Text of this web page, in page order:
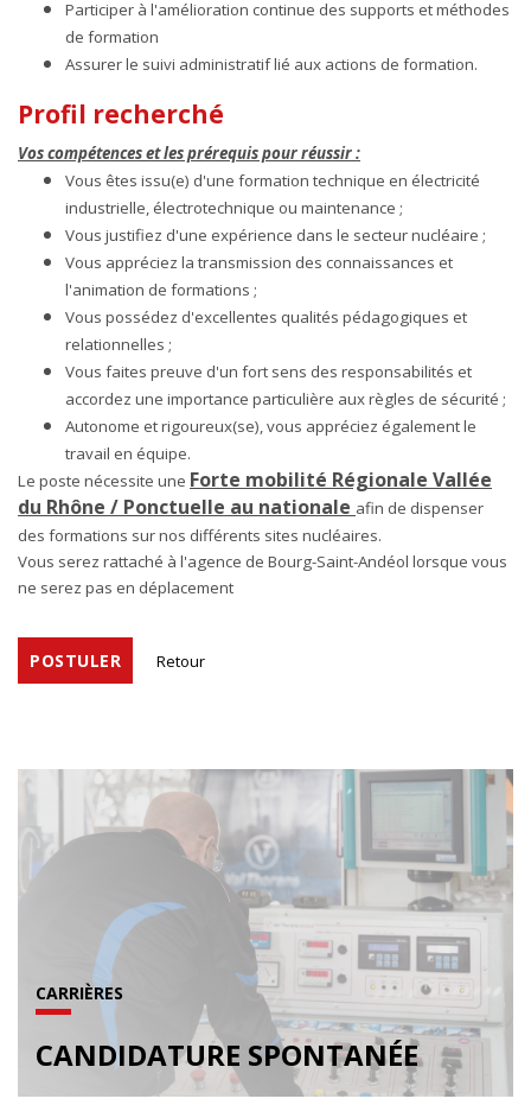
Participer à l'amélioration continue des supports et méthodes
de formation
Assurer le suivi administratif lié aux actions de formation.
Profil recherché
Vos compétences et les prérequis pour réussir :
Vous êtes issu(e) d'une formation technique en électricité
industrielle, électrotechnique ou maintenance ;
Vous justifiez d'une expérience dans le secteur nucléaire ;
Vous appréciez la transmission des connaissances et
l'animation de formations ;
Vous possédez d'excellentes qualités pédagogiques et
relationnelles ;
Vous faites preuve d'un fort sens des responsabilités et
accordez une importance particulière aux règles de sécurité ;
Autonome et rigoureux(se), vous appréciez également le
travail en équipe.
Le poste nécessite une Forte mobilité Régionale Vallée
du Rhône / Ponctuelle au nationale afin de dispenser
des formations sur nos différents sites nucléaires.
Vous serez rattaché à l'agence de Bourg-Saint-Andéol lorsque vous
ne serez pas en déplacement
Retour
POSTULER
CARRIÈRES
CANDIDATURE SPONTANÉE